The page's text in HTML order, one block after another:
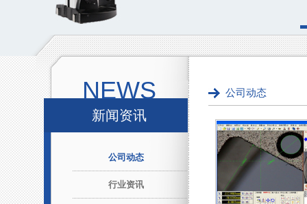
NEWS
新闻资讯
公司动态
行业资讯
公司动态